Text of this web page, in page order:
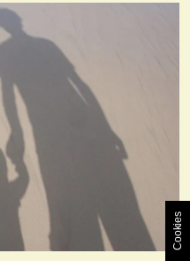
Cookies